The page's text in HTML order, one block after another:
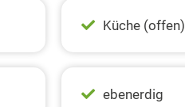
Küche (offen)
ebenerdig